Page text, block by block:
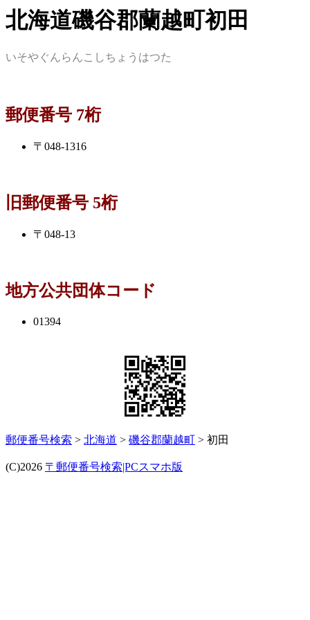
北海道磯谷郡蘭越町初田
いそやぐんらんこしちょうはつた
郵便番号 7桁
〒048-1316
旧郵便番号 5桁
〒048-13
地方公共団体コード
01394
郵便番号検索 > 北海道 > 磯谷郡蘭越町 > 初田
(C)2026 〒郵便番号検索|PCスマホ版